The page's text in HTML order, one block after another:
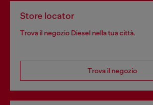
Store locator
Trova il negozio Diesel nella tua città.
Trova il negozio